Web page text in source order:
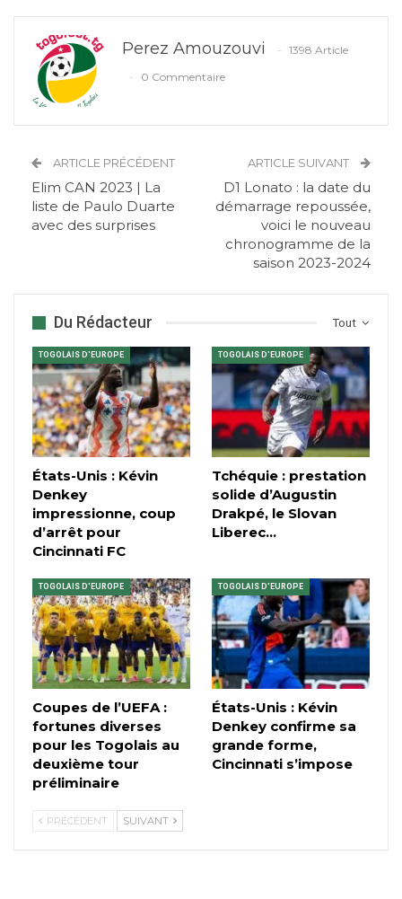
Perez Amouzouvi
1398 Article
0 Commentaire
ARTICLE PRÉCÉDENT
Elim CAN 2023 | La
liste de Paulo Duarte
avec des surprises
ARTICLE SUIVANT
D1 Lonato : la date du
démarrage repoussée,
voici le nouveau
chronogramme de la
saison 2023-2024
Tout
Du Rédacteur
TOGOLAIS D'EUROPE
États-Unis : Kévin
Denkey
impressionne, coup
d’arrêt pour
Cincinnati FC
TOGOLAIS D'EUROPE
Tchéquie : prestation
solide d’Augustin
Drakpé, le Slovan
Liberec…
TOGOLAIS D'EUROPE
Coupes de l’UEFA :
fortunes diverses
pour les Togolais au
deuxième tour
préliminaire
TOGOLAIS D'EUROPE
États-Unis : Kévin
Denkey confirme sa
grande forme,
Cincinnati s’impose
PRÉCÉDENT SUIVANT